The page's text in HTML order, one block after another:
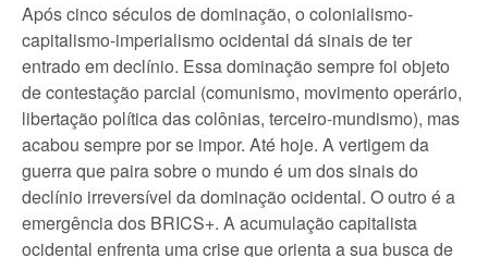
Após cinco séculos de dominação, o colonialismo-
capitalismo-imperialismo ocidental dá sinais de ter
entrado em declínio. Essa dominação sempre foi objeto
de contestação parcial (comunismo, movimento operário,
libertação política das colônias, terceiro-mundismo), mas
acabou sempre por se impor. Até hoje. A vertigem da
guerra que paira sobre o mundo é um dos sinais do
declínio irreversível da dominação ocidental. O outro é a
emergência dos BRICS+. A acumulação capitalista
ocidental enfrenta uma crise que orienta a sua busca de